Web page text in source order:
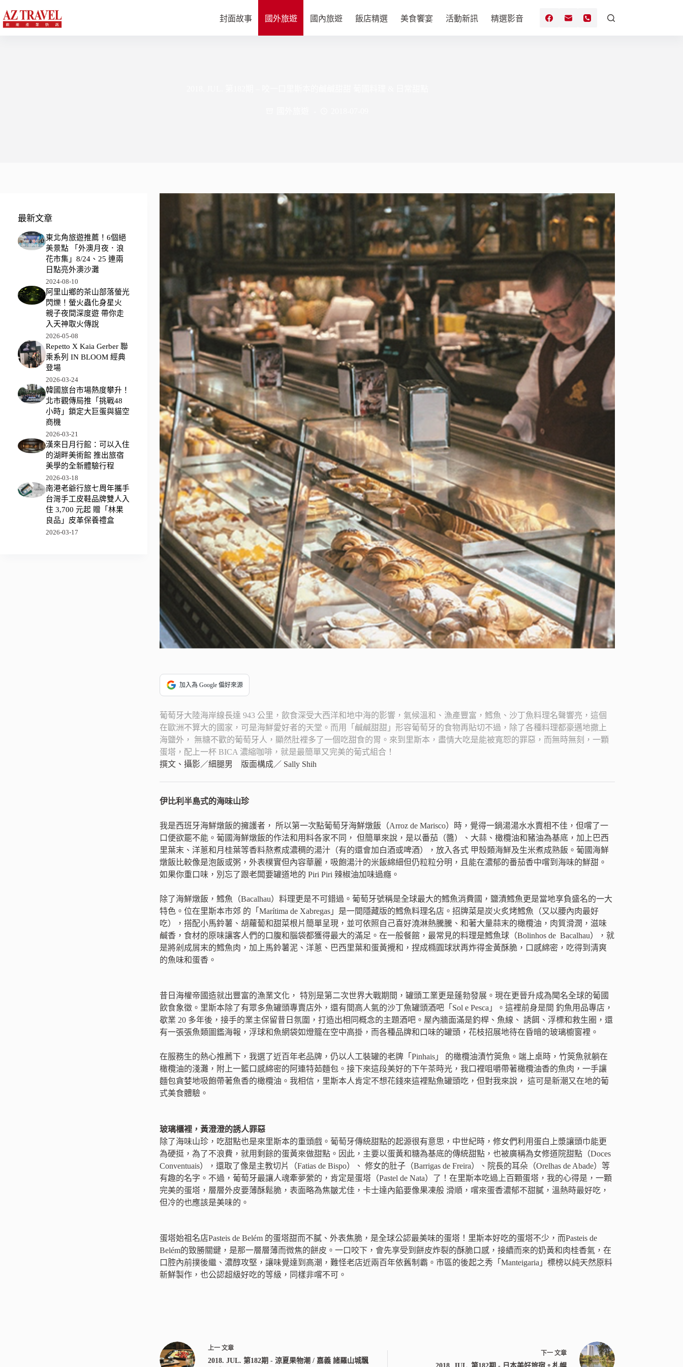
至
主
封面故事 國外旅遊 國內旅遊 飯店精選 美食饗宴 活動新訊 精選影音
加入為 Google 偏好來源
葡萄牙大陸海岸線長達 943 公里，飲食深受大西洋和地中海的影響，氣候溫和、漁產豐富，鱈魚、沙丁魚料理名聲響亮，這個
在歐洲不算大的國家，可是海鮮愛好者的天堂。而用「鹹鹹甜甜」形容葡萄牙的食物再貼切不過，除了各種料理都豪邁地撒上
海鹽外， 無糖不歡的葡萄牙人，顯然肚裡多了一個吃甜食的胃。來到里斯本，盡情大吃是能被寬恕的罪惡，而無時無刻，一顆
蛋塔，配上一杯 BICA 濃縮咖啡，就是最簡單又完美的葡式組合！
撰文、攝影／細腿男 版面構成／ Sally Shih
伊比利半島式的海味山珍
我是西班牙海鮮燉飯的擁護者， 所以第一次點葡萄牙海鮮燉飯（Arroz de Marisco）時，覺得一鍋湯湯水水賣相不佳，但嚐了一
口便欲罷不能。葡國海鮮燉飯的作法和用料各家不同， 但簡單來說，是以番茄（醬）、大蒜、橄欖油和豬油為基底，加上巴西
里葉末、洋蔥和月桂葉等香料熬煮成濃稠的湯汁（有的還會加白酒或啤酒），放入各式 甲殼類海鮮及生米煮成熟飯。葡國海鮮
燉飯比較像是泡飯或粥，外表樸實但內容華麗，吸飽湯汁的米飯綿細但仍粒粒分明，且能在濃郁的番茄香中嚐到海味的鮮甜。
如果你重口味，別忘了跟老闆要罐道地的 Piri Piri 辣椒油加味過癮。
除了海鮮燉飯，鱈魚（Bacalhau）料理更是不可錯過。葡萄牙號稱是全球最大的鱈魚消費國，鹽漬鱈魚更是當地享負盛名的一大
特色。位在里斯本市郊 的「Marítima de Xabregas」是一間隱藏版的鱈魚料理名店。招牌菜是炭火炙烤鱈魚（又以腰內肉最好
吃），搭配小馬鈴薯、胡蘿蔔和甜菜根片簡單呈現，並可依照自己喜好澆淋熱騰騰、和著大量蒜末的橄欖油，肉質滑潤，滋味
鹹香，食材的原味讓客人們的口腹和腦袋都獲得最大的滿足。在一般餐館，最常見的料理是鱈魚球（Bolinhos de Bacalhau），就
是將剁成屑末的鱈魚肉，加上馬鈴薯泥、洋蔥、巴西里葉和蛋黃攪和，捏成橢圓球狀再炸得金黃酥脆，口感綿密，吃得到清爽
的魚味和蛋香。
昔日海權帝國造就出豐富的漁業文化， 特別是第二次世界大戰期間，罐頭工業更是蓬勃發展。現在更晉升成為聞名全球的葡國
飲食象徵。里斯本除了有眾多魚罐頭專賣店外，還有間高人氣的沙丁魚罐頭酒吧「Sol e Pesca」。這裡前身是間 釣魚用品專店，
歇業 20 多年後，接手的業主保留昔日氛圍，打造出相同概念的主題酒吧。屋內牆面滿是釣桿、魚線、 誘餌、浮標和救生圈，還
有一張張魚類圖鑑海報，浮球和魚網袋如燈籠在空中高掛，而各種品牌和口味的罐頭，花枝招展地待在昏暗的玻璃櫥窗裡。
在服務生的熱心推薦下，我選了近百年老品牌，仍以人工裝罐的老牌「Pinhais」 的橄欖油漬竹筴魚。端上桌時，竹筴魚就躺在
橄欖油的淺灘，附上一籃口感綿密的阿連特茹麵包。接下來這段美好的下午茶時光，我口裡咀嚼帶著橄欖油香的魚肉，一手讓
麵包貪婪地吸飽帶著魚香的橄欖油。我相信，里斯本人肯定不想花錢來這裡點魚罐頭吃，但對我來說， 這可是新潮又在地的葡
式美食體驗。
玻璃櫃裡，黃澄澄的誘人罪惡
除了海味山珍，吃甜點也是來里斯本的重頭戲。葡萄牙傳統甜點的起源很有意思，中世紀時，修女們利用蛋白上漿讓頭巾能更
為硬挺，為了不浪費，就用剩餘的蛋黃來做甜點。因此，主要以蛋黃和糖為基底的傳統甜點，也被廣稱為女修道院甜點（Doces
Conventuais），還取了像是主教切片（Fatias de Bispo）、 修女的肚子（Barrigas de Freira）、院長的耳朵（Orelhas de Abade）等
有趣的名字。不過，葡萄牙最讓人魂牽夢縈的，肯定是蛋塔（Pastel de Nata）了！在里斯本吃過上百顆蛋塔，我的心得是，一顆
完美的蛋塔，層層外皮要薄酥鬆脆，表面略為焦皺尤佳，卡士達內餡要像果凍般 滑順，嚐來蛋香濃郁不甜膩，溫熱時最好吃，
但冷的也應該是美味的。
蛋塔始祖名店Pasteis de Belém 的蛋塔甜而不膩、外表焦脆，是全球公認最美味的蛋塔！里斯本好吃的蛋塔不少，而Pasteis de
Belém的致勝關鍵，是那一層層薄而微焦的餅皮。一口咬下，會先享受到餅皮炸裂的酥脆口感，接續而來的奶黃和肉桂香氣，在
口腔內前撲後繼、濃醇攻堅，讓味覺達到高潮，難怪老店近兩百年依舊制霸。市區的後起之秀「Manteigaria」標榜以純天然原料
新鮮製作，也公認超級好吃的等級，同樣非嚐不可。
上一文章
2018. JUL. 第182期 - 涼夏果物潮 / 嘉義 諸羅山城飄
下一 文章
最新文章
東北角旅遊推薦！6個絕
美景點 「外澳月夜．浪
花市集」8/24、25 連兩
日點亮外澳沙灘
2024-08-10
阿里山鄉的茶山部落螢光
閃爍！螢火蟲化身星火
親子夜間深度遊 帶你走
入天神取火傳說
2026-05-08
Repetto X Kaia Gerber 聯
乘系列 IN BLOOM 經典
登場
2026-03-24
韓國旅台市場熱度攀升！
北市觀傳局推「挑戰48
小時」鎖定大巨蛋與貓空
商機
2026-03-21
漢來日月行館：可以入住
的湖畔美術館 推出旅宿
美學的全新體驗行程
2026-03-18
南港老爺行旅七周年攜手
台灣手工皮鞋品牌雙人入
住 3,700 元起 贈「林果
良品」皮革保養禮盒
2026-03-17